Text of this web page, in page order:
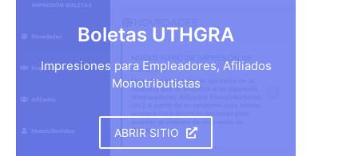
Boletas UTHGRA
Impresiones para Empleadores, Afiliados
Monotributistas
ABRIR SITIO